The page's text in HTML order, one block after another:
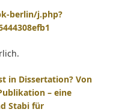
berlin/j.php?
in Dissertation? Von
– eine
Stabi für